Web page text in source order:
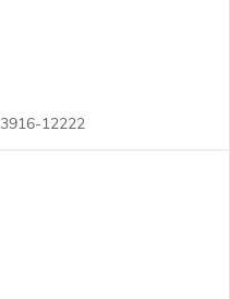
3916-12222